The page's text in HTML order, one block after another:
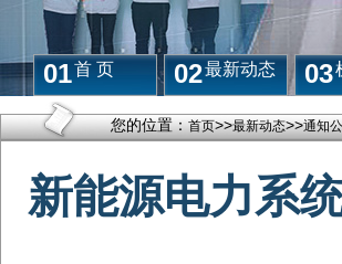
01首 页 02最新动态 03
您的位置：首页>>最新动态>>通知
新能源电力系